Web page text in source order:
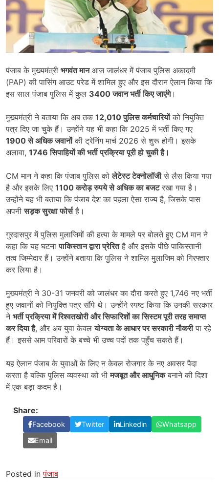
पंजाब के मुख्यमंत्री भगवंत मानआज जालंधर में पंजाब पुलिस अकादमी
(PAP) की पासिंग आउट परेड में शामिल हुए और इस दौरान ऐलान किया कि
इस साल पंजाब पुलिस में कुल 3400 जवान भर्ती किए जाएंगे।
मुख्यमंत्री ने बताया कि अब तक 12,010 पुलिस कर्मचारियोंको नियुक्ति
पत्र दिए जा चुके हैं। उन्होंने यह भी कहा कि 2025 में भर्ती किए गए
1900 से अधिक जवानोंकी ट्रेनिंग मार्च 2026 से शुरू होगी। इसके
अलावा, 1746 सिपाहियों की भर्ती प्रक्रिया पूरी हो चुकी है।
CM मान ने कहा कि पंजाब पुलिस कोलेटेस्ट टेक्नोलॉजीसे लैस किया गया
है और इसके लिए 1100 करोड़ रुपये से अधिक का बजटरखा गया है।
उन्होंने यह भी बताया कि पंजाब देश का पहला ऐसा राज्य है, जिसके पास
अपनीसड़क सुरक्षा फोर्सहै।
गुरदासपुर में पुलिस मुलाजिमों की हत्या के मामले पर बोलते हुए CM मान ने
कहा कि यह घटनापाकिस्तान द्वारा प्रेरितहै और इसके पीछे पाकिस्तानी
तत्व जिम्मेदार हैं। उन्होंने बताया कि पुलिस ने शामिल मुलाजिम को गिरफ्तार
कर लिया है।
मुख्यमंत्री ने 30-31 जनवरी को जालंधर का दौरा करते हुए 1,746 नए भर्ती
हुए जवानों को नियुक्ति पत्र सौंपे थे। उन्होंने स्पष्ट किया कि उनकी सरकार
ने भर्ती प्रक्रिया में रिश्वतखोरी और सिफारिशों का सिस्टम पूरी तरह समाप्त
कर दिया है, और अब युवा केवलयोग्यता के आधार पर सरकारी नौकरीपा रहे
हैं। इससे आम परिवारों के बच्चे भी उच्च पदों तक पहुँच सकते हैं।
यह ऐलान पंजाब के युवाओं के लिए न केवल रोजगार के नए अवसर पैदा
करता है बल्कि पुलिस व्यवस्था को भीमजबूत और आधुनिकबनाने की दिशा
में एक बड़ा कदम है।
Share:
Facebook Twitter Linkedin
Whatsapp
Email
Posted inपंजाब